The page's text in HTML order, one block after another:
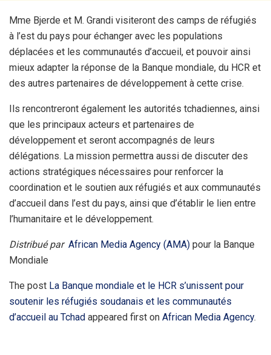
Mme Bjerde et M. Grandi visiteront des camps de réfugiés
à l’est du pays pour échanger avec les populations
déplacées et les communautés d’accueil, et pouvoir ainsi
mieux adapter la réponse de la Banque mondiale, du HCR et
des autres partenaires de développement à cette crise.
Ils rencontreront également les autorités tchadiennes, ainsi
que les principaux acteurs et partenaires de
développement et seront accompagnés de leurs
délégations. La mission permettra aussi de discuter des
actions stratégiques nécessaires pour renforcer la
coordination et le soutien aux réfugiés et aux communautés
d’accueil dans l’est du pays, ainsi que d’établir le lien entre
l’humanitaire et le développement.
Distribué par African Media Agency (AMA) pour la Banque
Mondiale
The post La Banque mondiale et le HCR s’unissent pour
soutenir les réfugiés soudanais et les communautés
d’accueil au Tchad appeared first on African Media Agency.